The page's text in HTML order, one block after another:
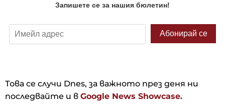
Това се случи Dnes, за важното през деня ни
последвайте и в Google News Showcase.